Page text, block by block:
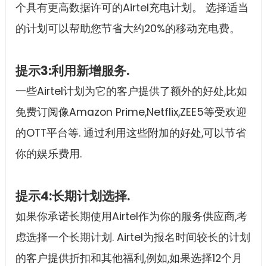
个具有更高数据许可的Airtel充电计划。 选择适当
的计划可以帮助您节省大约20%的移动充电费。
提示3:利用新增服务.
一些Airtel计划为它的客户提供了额外的好处,比如
免费订阅像Amazon Prime,Netflix,ZEE5等受欢迎
的OTT平台等. 通过利用这些附加的好处,可以节省
你的娱乐费用.
提示4:长期计划选择.
如果你承诺长期使用Airtel作为你的服务供应商,考
虑选择一个长期计划. Airtel为报名时间较长的计划
的客户提供折扣和其他福利,例如,如果选择12个月